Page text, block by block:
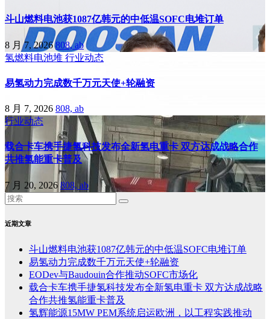
斗山燃料电池获1087亿韩元的中低温SOFC电堆订单
8 月 7, 2026808, ab
氢燃料电池堆 行业动态
易氢动力完成数千万元天使+轮融资
8 月 7, 2026 808, ab
行业动态
载合卡车携手捷氢科技发布全新氢电重卡 双方达成战略合作
共推氢能重卡普及
7 月 20, 2026808, ab
近期文章
斗山燃料电池获1087亿韩元的中低温SOFC电堆订单
易氢动力完成数千万元天使+轮融资
EODev与Baudouin合作推动SOFC市场化
载合卡车携手捷氢科技发布全新氢电重卡 双方达成战略
合作共推氢能重卡普及
氢辉能源15MW PEM系统启运欧洲，以工程实践推动